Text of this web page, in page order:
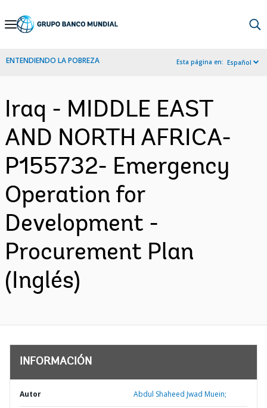
Skip
Navigation
ENTENDIENDO LA POBREZA Esta página en: Español
Iraq - MIDDLE EAST
AND NORTH AFRICA-
P155732- Emergency
Operation for
Development -
Procurement Plan
(Inglés)
INFORMACIÓN
Autor Abdul Shaheed Jwad Muein;